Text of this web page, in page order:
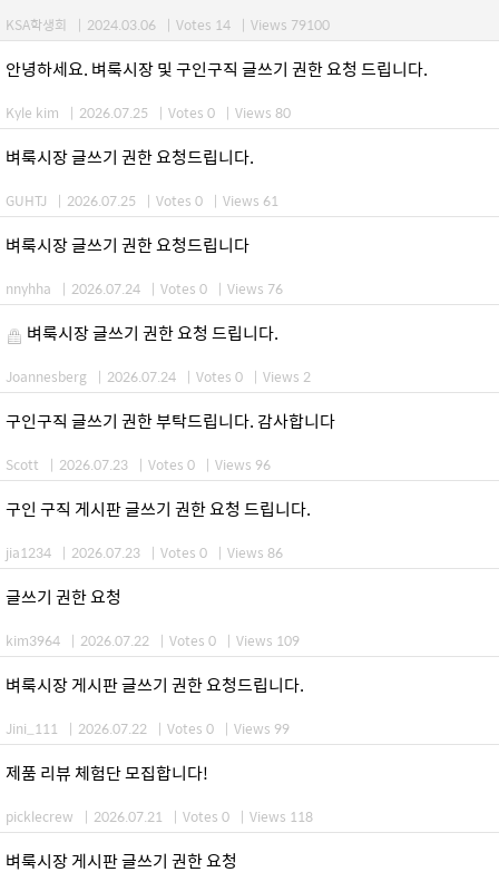
KSA학생회 | 2024.03.06 | Votes 14 | Views 79100
안녕하세요. 벼룩시장 및 구인구직 글쓰기 권한 요청 드립니다.
Kyle kim | 2026.07.25 | Votes 0 | Views 80
벼룩시장 글쓰기 권한 요청드립니다.
GUHTJ | 2026.07.25 | Votes 0 | Views 61
벼룩시장 글쓰기 권한 요청드립니다
nnyhha | 2026.07.24 | Votes 0 | Views 76
벼룩시장 글쓰기 권한 요청 드립니다.
Joannesberg | 2026.07.24 | Votes 0 | Views 2
구인구직 글쓰기 권한 부탁드립니다. 감사합니다
Scott | 2026.07.23 | Votes 0 | Views 96
구인 구직 게시판 글쓰기 권한 요청 드립니다.
jia1234 | 2026.07.23 | Votes 0 | Views 86
글쓰기 권한 요청
kim3964 | 2026.07.22 | Votes 0 | Views 109
벼룩시장 게시판 글쓰기 권한 요청드립니다.
Jini_111 | 2026.07.22 | Votes 0 | Views 99
제품 리뷰 체험단 모집합니다!
picklecrew | 2026.07.21 | Votes 0 | Views 118
벼룩시장 게시판 글쓰기 권한 요청